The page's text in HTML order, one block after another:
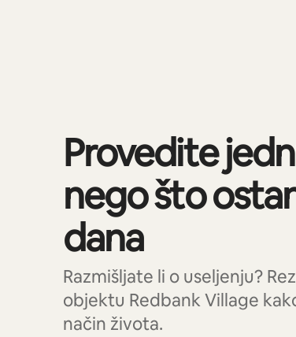
Provedite
nego što
dana
Razmišljate li o useljenju?
objektu Redbank Village
način života.